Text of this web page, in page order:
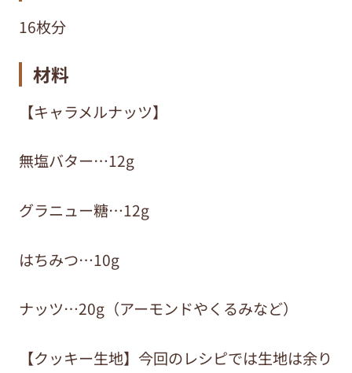
16枚分
材料
【キャラメルナッツ】
無塩バター…12g
グラニュー糖…12g
はちみつ…10g
ナッツ…20g（アーモンドやくるみなど）
【クッキー生地】今回のレシピでは生地は余り